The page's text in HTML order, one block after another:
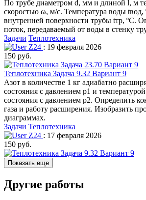
По трубе диаметром d, мм и длиной l, м
скоростью ω, м/c. Температура воды tвод,
внутренней поверхности трубы tтр, ºС.
поток, передаваемый от воды в стенку
Задачи Теплотехника
Z24 : 19 февраля 2026
150 руб.
Теплотехника Задача 9.32 Вариант 9
Азот в количестве 1 кг адиабатно
состояния с давлением р1 и
состояния с давлением р2. Определить
газа и работу расширения. Изобразить
диаграммах.
Задачи Теплотехника
Z24 : 17 февраля 2026
150 руб.
Показать еще
Другие работы